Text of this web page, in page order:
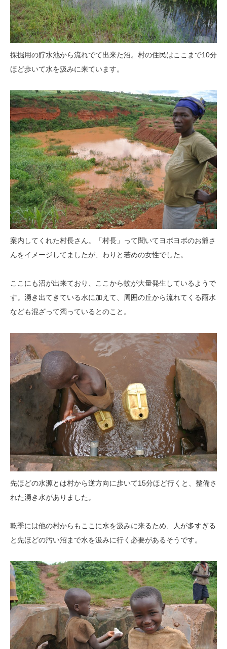
採掘用の貯水池から流れでて出来た沼。村の住民はここまで10分
ほど歩いて水を汲みに来ています。
案内してくれた村長さん。「村長」って聞いてヨボヨボのお爺さ
んをイメージしてましたが、わりと若めの女性でした。
ここにも沼が出来ており、ここから蚊が大量発生しているようで
す。湧き出てきている水に加えて、周囲の丘から流れてくる雨水
なども混ざって濁っているとのこと。
先ほどの水源とは村から逆方向に歩いて15分ほど行くと、整備さ
れた湧き水がありました。
乾季には他の村からもここに水を汲みに来るため、人が多すぎる
と先ほどの汚い沼まで水を汲みに行く必要があるそうです。